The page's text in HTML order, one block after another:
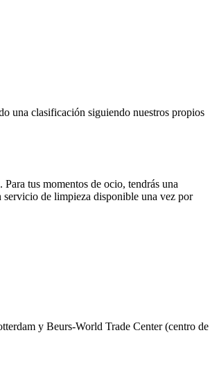
una clasificación siguiendo nuestros propios
tus momentos de ocio, tendrás una
servicio de limpieza disponible una vez por
y Beurs-World Trade Center (centro de